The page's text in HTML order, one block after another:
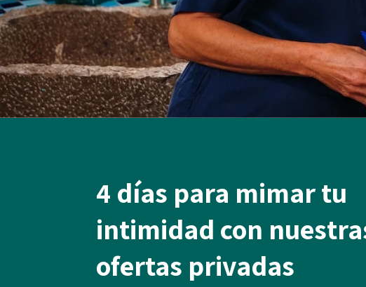
4 días para mimar tu
intimidad con
ofertas privadas